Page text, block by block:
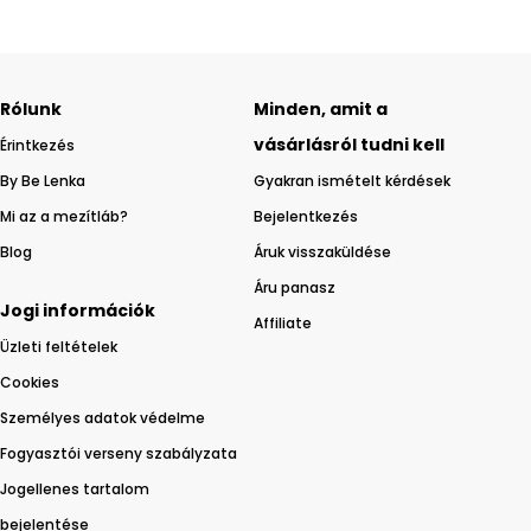
Rólunk
Érintkezés
By Be Lenka
Mi az a mezítláb?
Blog
Minden, amit a
vásárlásról tudni kell
Gyakran ismételt kérdések
Bejelentkezés
Áruk visszaküldése
Áru panasz
Affiliate
Jogi információk
Üzleti feltételek
Cookies
Személyes adatok védelme
Fogyasztói verseny szabályzata
Jogellenes tartalom
bejelentése